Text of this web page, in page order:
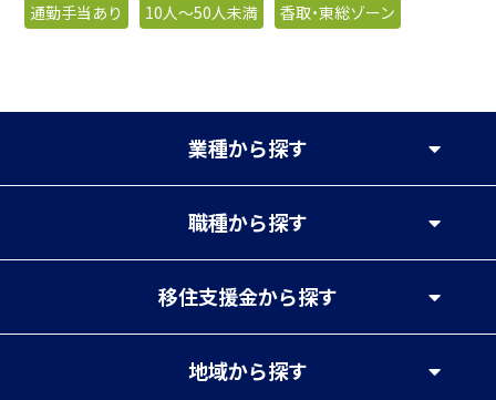
通勤手当あり
10人〜50人未満 香取・東総ゾーン
業種から探す
職種から探す
移住支援金から探す
地域から探す